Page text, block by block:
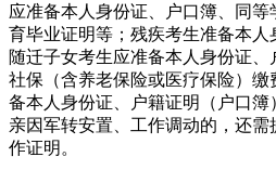
应准备本人身份证、户口簿、同
育毕业证明等；残疾考生准备本人
随迁子女考生应准备本人身份证
社保（含养老保险或医疗保险）
备本人身份证、户籍证明（户口
亲因军转安置、工作调动的，还
作证明。